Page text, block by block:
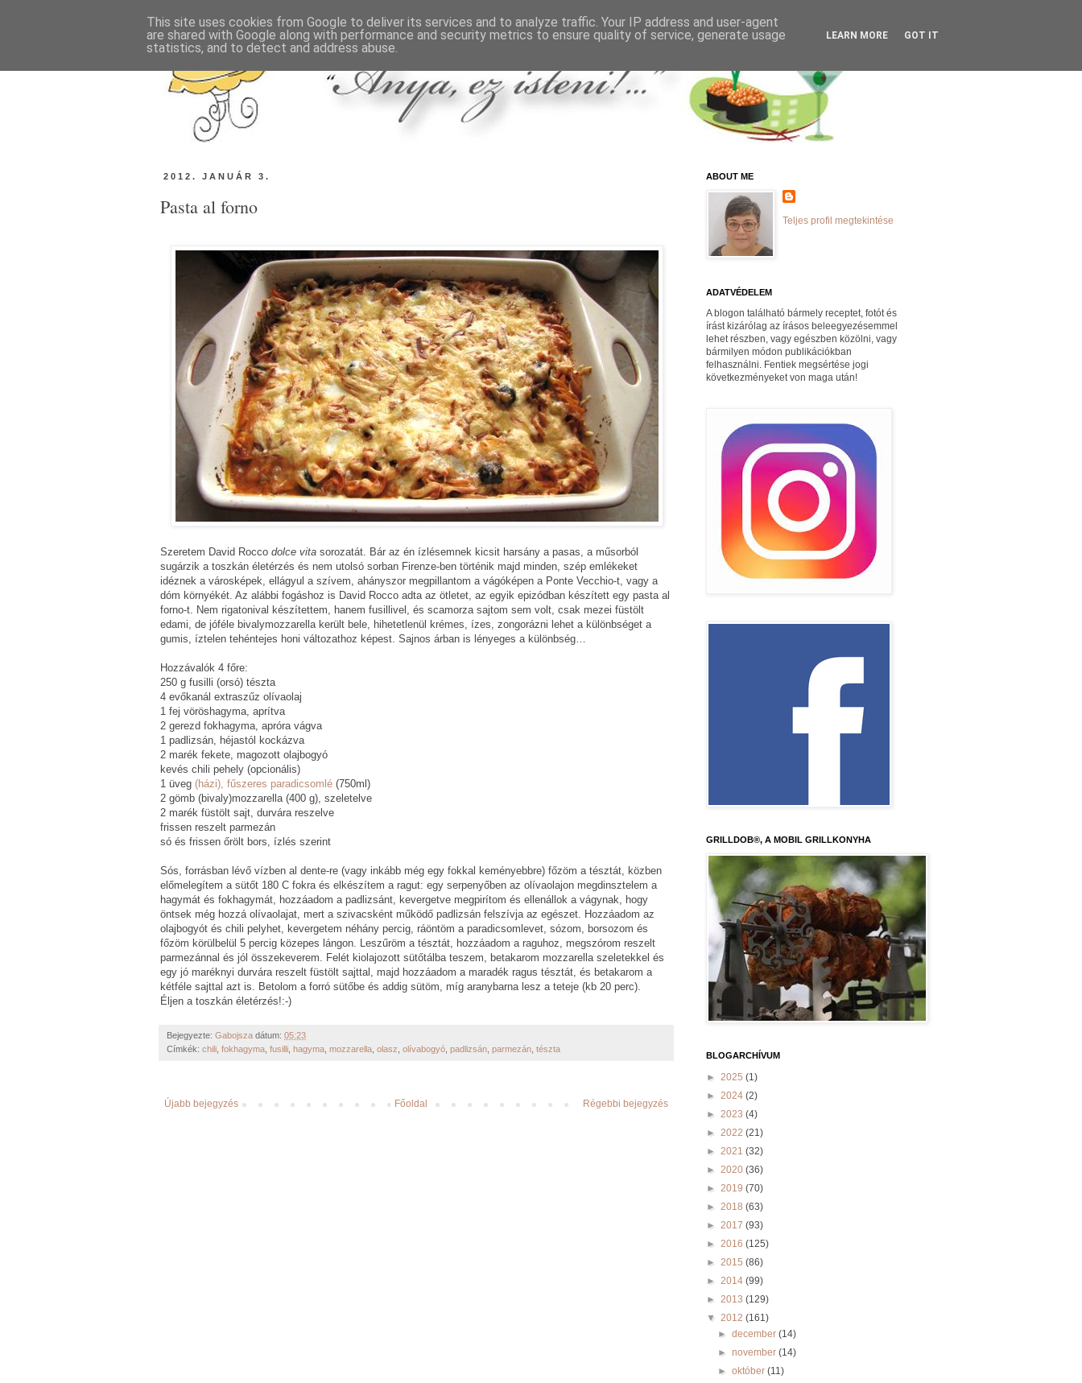
2012. JANUÁR 3.
Pasta al forno
Szeretem David Rocco dolce vita sorozatát. Bár az én ízlésemnek kicsit harsány a pasas, a műsorból
sugárzik a toszkán életérzés és nem utolsó sorban Firenze-ben történik majd minden, szép emlékeket
idéznek a városképek, ellágyul a szívem, ahányszor megpillantom a vágóképen a Ponte Vecchio-t, vagy a
dóm környékét. Az alábbi fogáshoz is David Rocco adta az ötletet, az egyik epizódban készített egy pasta al
forno-t. Nem rigatonival készítettem, hanem fusillivel, és scamorza sajtom sem volt, csak mezei füstölt
edami, de jóféle bivalymozzarella került bele, hihetetlenül krémes, ízes, zongorázni lehet a különbséget a
gumis, íztelen tehéntejes honi változathoz képest. Sajnos árban is lényeges a különbség…
Hozzávalók 4 főre:
250 g fusilli (orsó) tészta
4 evőkanál extraszűz olívaolaj
1 fej vöröshagyma, aprítva
2 gerezd fokhagyma, apróra vágva
1 padlizsán, héjastól kockázva
2 marék fekete, magozott olajbogyó
kevés chili pehely (opcionális)
1 üveg (házi), fűszeres paradicsomlé (750ml)
2 gömb (bivaly)mozzarella (400 g), szeletelve
2 marék füstölt sajt, durvára reszelve
frissen reszelt parmezán
só és frissen őrölt bors, ízlés szerint
Sós, forrásban lévő vízben al dente-re (vagy inkább még egy fokkal keményebbre) főzöm a tésztát, közben
előmelegítem a sütőt 180 C fokra és elkészítem a ragut: egy serpenyőben az olívaolajon megdinsztelem a
hagymát és fokhagymát, hozzáadom a padlizsánt, kevergetve megpirítom és ellenállok a vágynak, hogy
öntsek még hozzá olívaolajat, mert a szivacsként működő padlizsán felszívja az egészet. Hozzáadom az
olajbogyót és chili pelyhet, kevergetem néhány percig, ráöntöm a paradicsomlevet, sózom, borsozom és
főzöm körülbelül 5 percig közepes lángon. Leszűröm a tésztát, hozzáadom a raguhoz, megszórom reszelt
parmezánnal és jól összekeverem. Felét kiolajozott sütőtálba teszem, betakarom mozzarella szeletekkel és
egy jó maréknyi durvára reszelt füstölt sajttal, majd hozzáadom a maradék ragus tésztát, és betakarom a
kétféle sajttal azt is. Betolom a forró sütőbe és addig sütöm, míg aranybarna lesz a teteje (kb 20 perc).
Éljen a toszkán életérzés!:-)
Bejegyezte: Gabojsza dátum: 05:23
Címkék: chili fokhagyma fusilli hagyma mozzarella olasz olívabogyó padlizsán parmezán tészta
Újabb bejegyzés Régebbi bejegyzés
Főoldal
ABOUT ME
Teljes profil megtekintése
ADATVÉDELEM
A blogon található bármely receptet, fotót és
írást kizárólag az írásos beleegyezésemmel
lehet részben, vagy egészben közölni, vagy
bármilyen módon publikációkban
felhasználni. Fentiek megsértése jogi
következményeket von maga után!
GRILLDOB®, A MOBIL GRILLKONYHA
BLOGARCHÍVUM
► 2025 (1)
► 2024 (2)
► 2023 (4)
► 2022 (21)
► 2021 (32)
► 2020 (36)
► 2019 (70)
► 2018 (63)
► 2017 (93)
► 2016 (125)
► 2015 (86)
► 2014 (99)
► 2013 (129)
▼ 2012 (161)
►december(14)
►november(14)
►október(11)
This site uses cookies from Google to deliver its services and to analyze traffic. Your IP address and user-agent
are shared with Google along with performance and security metrics to ensure quality of service, generate usage
statistics, and to detect and address abuse.
LEARN MORE GOT IT